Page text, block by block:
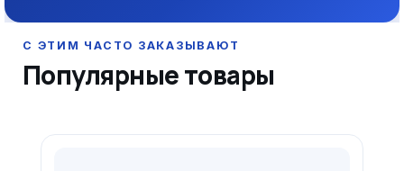
Популярные товары